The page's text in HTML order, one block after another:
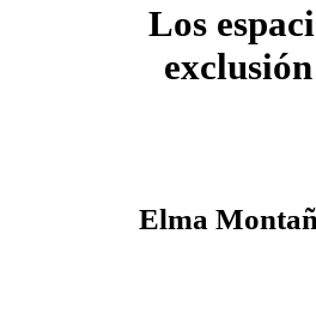
Los
Elma